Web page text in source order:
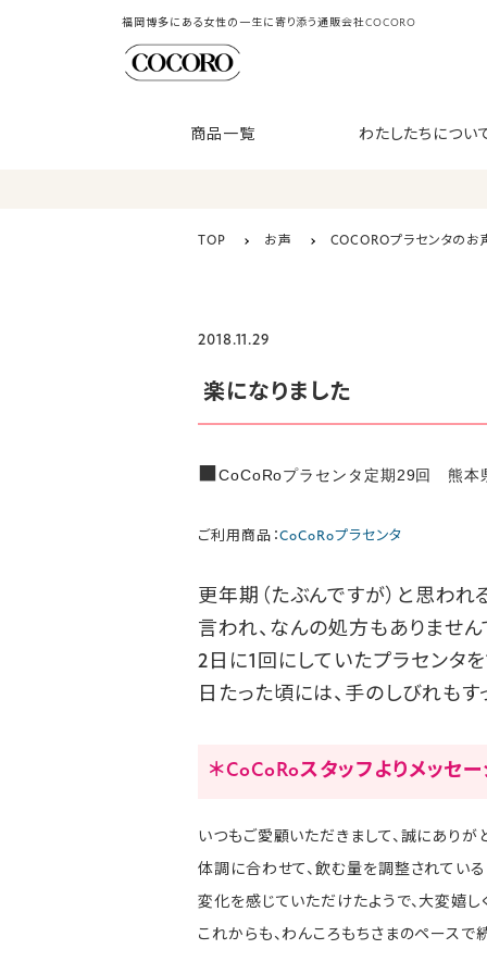
福岡博多にある女性の一生に寄り添う通販会社COCORO
商品一覧 わたしたちについ
TOP お声 COCOROプラセンタのお
2018.11.29
楽になりました
■CoCoRoプラセンタ定期29回 熊
ご利用商品：CoCoRoプラセンタ
更年期（たぶんですが）と思わ
言われ、なんの処方もありません
2日に1回にしていたプラセンタ
日たった頃には、手のしびれもす
＊CoCoRoスタッフよりメッセ
いつもご愛顧いただきまして、誠にありが
体調に合わせて、飲む量を調整されてい
変化を感じていただけたようで、大変嬉し
これからも、わんころもちさまのペースで